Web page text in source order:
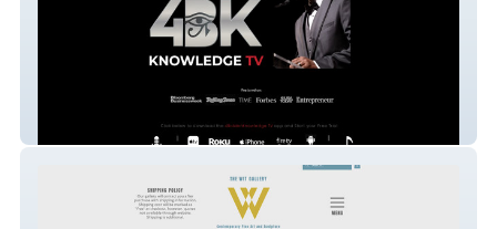
4biddenKnowledge